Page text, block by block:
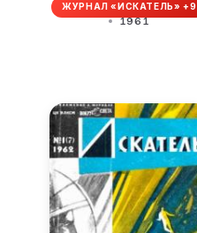
ЖУРНАЛ «ИСКАТЕЛЬ» +9
1961